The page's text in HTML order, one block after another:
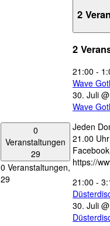
0
Veranstaltungen
29
0 Veranstaltungen,
29
2
2
21:00 -
Wave
30. Juli
Wave
Jeden
21.00
https://
21:00 -
30. Juli